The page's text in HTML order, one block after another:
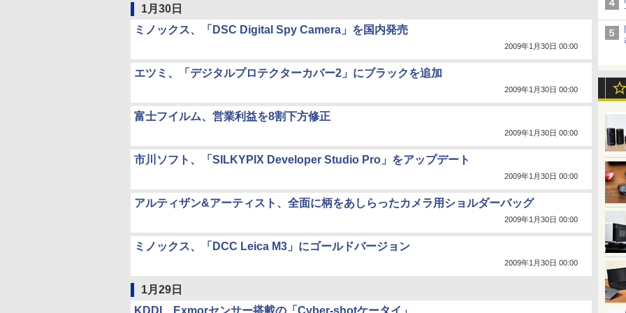
1月30日
ミノックス、「DSC Digital Spy Camera」を国内発売
2009年1月30日 00:00
エツミ、「デジタルプロテクターカバー2」にブラックを追加
2009年1月30日 00:00
富士フイルム、営業利益を8割下方修正
2009年1月30日 00:00
市川ソフト、「SILKYPIX Developer Studio Pro」をアップデート
2009年1月30日 00:00
アルティザン&アーティスト、全面に柄をあしらったカメラ用ショルダーバッグ
2009年1月30日 00:00
ミノックス、「DCC Leica M3」にゴールドバージョン
2009年1月30日 00:00
1月29日
KDDI、Exmorセンサー搭載の「Cyber-shotケータイ」